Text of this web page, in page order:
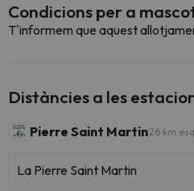
Condicions per a
T'informem que aquest
Distàncies a les
Pierre Saint Martin26 km
La Pierre Saint Martin